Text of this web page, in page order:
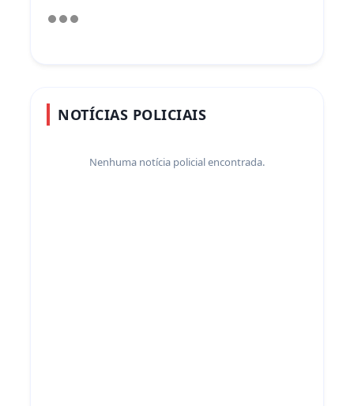
NOTÍCIAS POLICIAIS
Nenhuma notícia policial encontrada.